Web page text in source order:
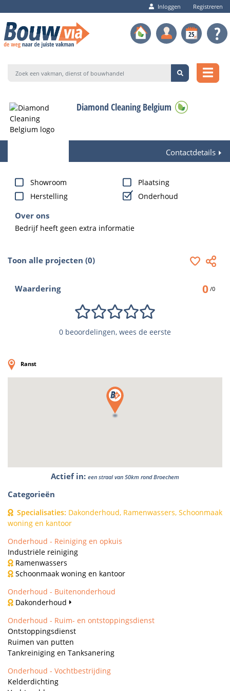
Inloggen Registreren
Diamond Cleaning Belgium
Contactdetails
Showroom
Plaatsing
Herstelling
Onderhoud
Over ons
Bedrijf heeft geen extra informatie
Toon alle projecten (0)
Waardering 0 /0
0 beoordelingen, wees de eerste
Ranst
Actief in: een straal van 50km rond Broechem
Categorieën
Specialisaties: Dakonderhoud, Ramenwassers, Schoonmaak
woning en kantoor
Onderhoud - Reiniging en opkuis
Industriële reiniging
Ramenwassers
Schoonmaak woning en kantoor
Onderhoud - Buitenonderhoud
Dakonderhoud
Onderhoud - Ruim- en ontstoppingsdienst
Ontstoppingsdienst
Ruimen van putten
Tankreiniging en Tanksanering
Onderhoud - Vochtbestrijding
Kelderdichting